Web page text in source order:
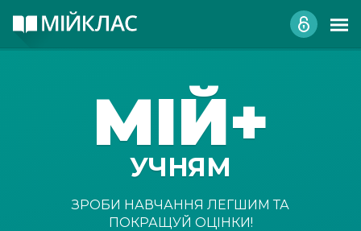
МІЙ+
УЧНЯМ
ЗРОБИ НАВЧАННЯ ЛЕГШИМ ТА
ПОКРАЩУЙ ОЦІНКИ!